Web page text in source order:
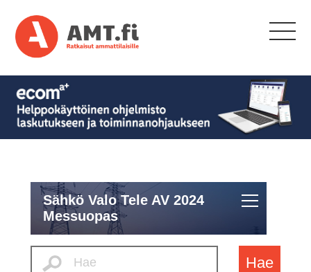
Sähkö Valo Tele AV 2024
Messuopas
Hae